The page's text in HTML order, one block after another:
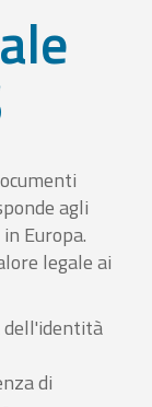
agli
Europa.
legale ai
dell'identità
di